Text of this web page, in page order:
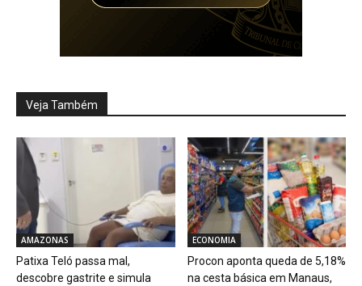
Veja Também
AMAZONAS
Patixa Teló passa mal,
descobre gastrite e simula
ECONOMIA
Procon aponta queda de 5,18%
na cesta básica em Manaus,